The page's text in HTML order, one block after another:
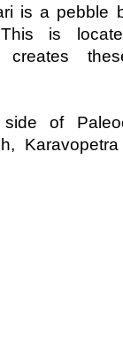
is a pebble
This is
creates
of